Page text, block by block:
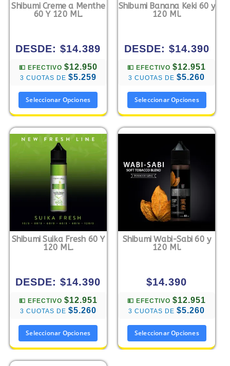
Shibumi Creme a Menthe
60 Y 120 ML.
DESDE:$14.389
💵 EFECTIVO $12.950
3 CUOTAS DE $5.259
Seleccionar Opciones
Shibumi Banana Keki 60 y
120 Ml.
DESDE: $14.390
💵 EFECTIVO$12.951
3 CUOTAS DE$5.260
Seleccionar Opciones
Shibumi Suika Fresh 60 Y
120 ML.
DESDE:$14.390
💵 EFECTIVO $12.951
3 CUOTAS DE $5.260
Seleccionar Opciones
Shibumi Wabi-Sabi 60 y
120 Ml.
$14.390
💵 EFECTIVO$12.951
3 CUOTAS DE$5.260
Seleccionar Opciones